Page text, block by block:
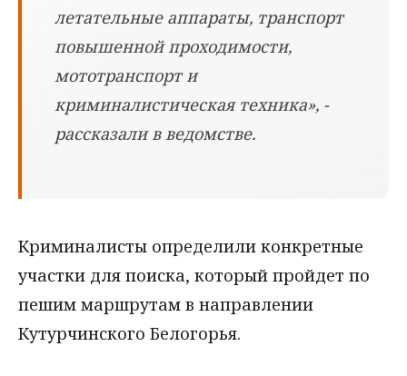
летательные аппараты, транспорт
повышенной проходимости,
мототранспорт и
криминалистическая техника», -
рассказали в ведомстве.
Криминалисты определили конкретные
участки для поиска, который пройдет по
пешим маршрутам в направлении
Кутурчинского Белогорья.